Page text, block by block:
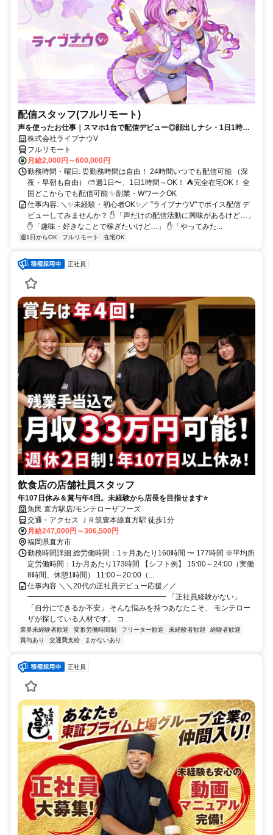
配信スタッフ(フルリモート)
声を使ったお仕事｜スマホ1台で配信デビュー◎顔出しナシ・1日1時間
～OK♪
株式会社ライブナウV
フルリモート
月給2,000円～600,000円
勤務時間・曜日: ⏰勤務時間は自由！ 24時間いつでも配信可能 （深
夜・早朝も自由） ⛅週1日〜、1日1時間～OK！ ⛺完全在宅OK！ 全
国どこからでも配信可能 ✨副業・WワークOK
仕事内容: ＼✨未経験・初心者OK✨／ "ライブナウV"でボイス配信 デ
ビューしてみませんか？ ✋「声だけの配信活動に興味があるけど…」
✋「趣味・好きなことで稼ぎたいけど…」 ✋「やってみた...
週1日からOK フルリモート 在宅OK
正社員
飲食店の店舗社員スタッフ
年107日休み＆賞与年4回。未経験から店長を目指せます⭐️
魚民 直方駅店/モンテローザフーズ
交通・アクセス ＪＲ筑豊本線直方駅 徒歩1分
月給247,000円～306,500円
福岡県直方市
勤務時間詳細 総労働時間：1ヶ月あたり160時間 〜 177時間 ※平均所
定労働時間：1か月あたり173時間 【シフト例】 15:00～24:00（実働
8時間、休憩1時間） 11:00～20:00（...
仕事内容 ＼＼20代の正社員デビュー応援／／
━━━━━━━━━━━━━━━━━━━ 「正社員経験がない」
「自分にできるか不安」 そんな悩みを持つあなたこそ、 モンテロー
ザが探している人材です。 コ...
業界未経験者歓迎 変形労働時間制 フリーター歓迎 未経験者歓迎
経験者歓迎
賞与あり
交通費支給 まかないあり
正社員